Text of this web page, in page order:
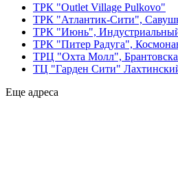
ТРК "Outlet Village Pulkovo"
ТРК "Атлантик-Сити",
ТРК "Июнь",
ТРК "Питер Радуга",
ТРЦ "Охта Молл",
ТЦ "Гарден Сити"
Еще адреса